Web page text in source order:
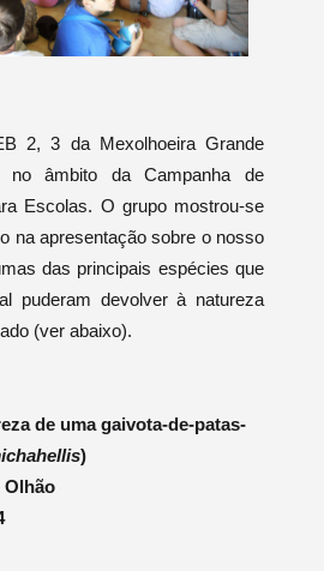
2, 3 da Mexolhoeira Grande
no âmbito da Campanha de
Escolas. O grupo mostrou-se
na apresentação sobre o nosso
das principais espécies que
puderam devolver à natureza
(ver abaixo).
de uma gaivota-de-patas-
)
Olhão